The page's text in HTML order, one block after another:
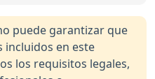
puede garantizar que
incluidos en este
los requisitos legales,